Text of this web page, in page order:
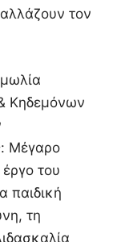
τον
Κηδεμόνων
Μέγαρο
του
παιδική
τη